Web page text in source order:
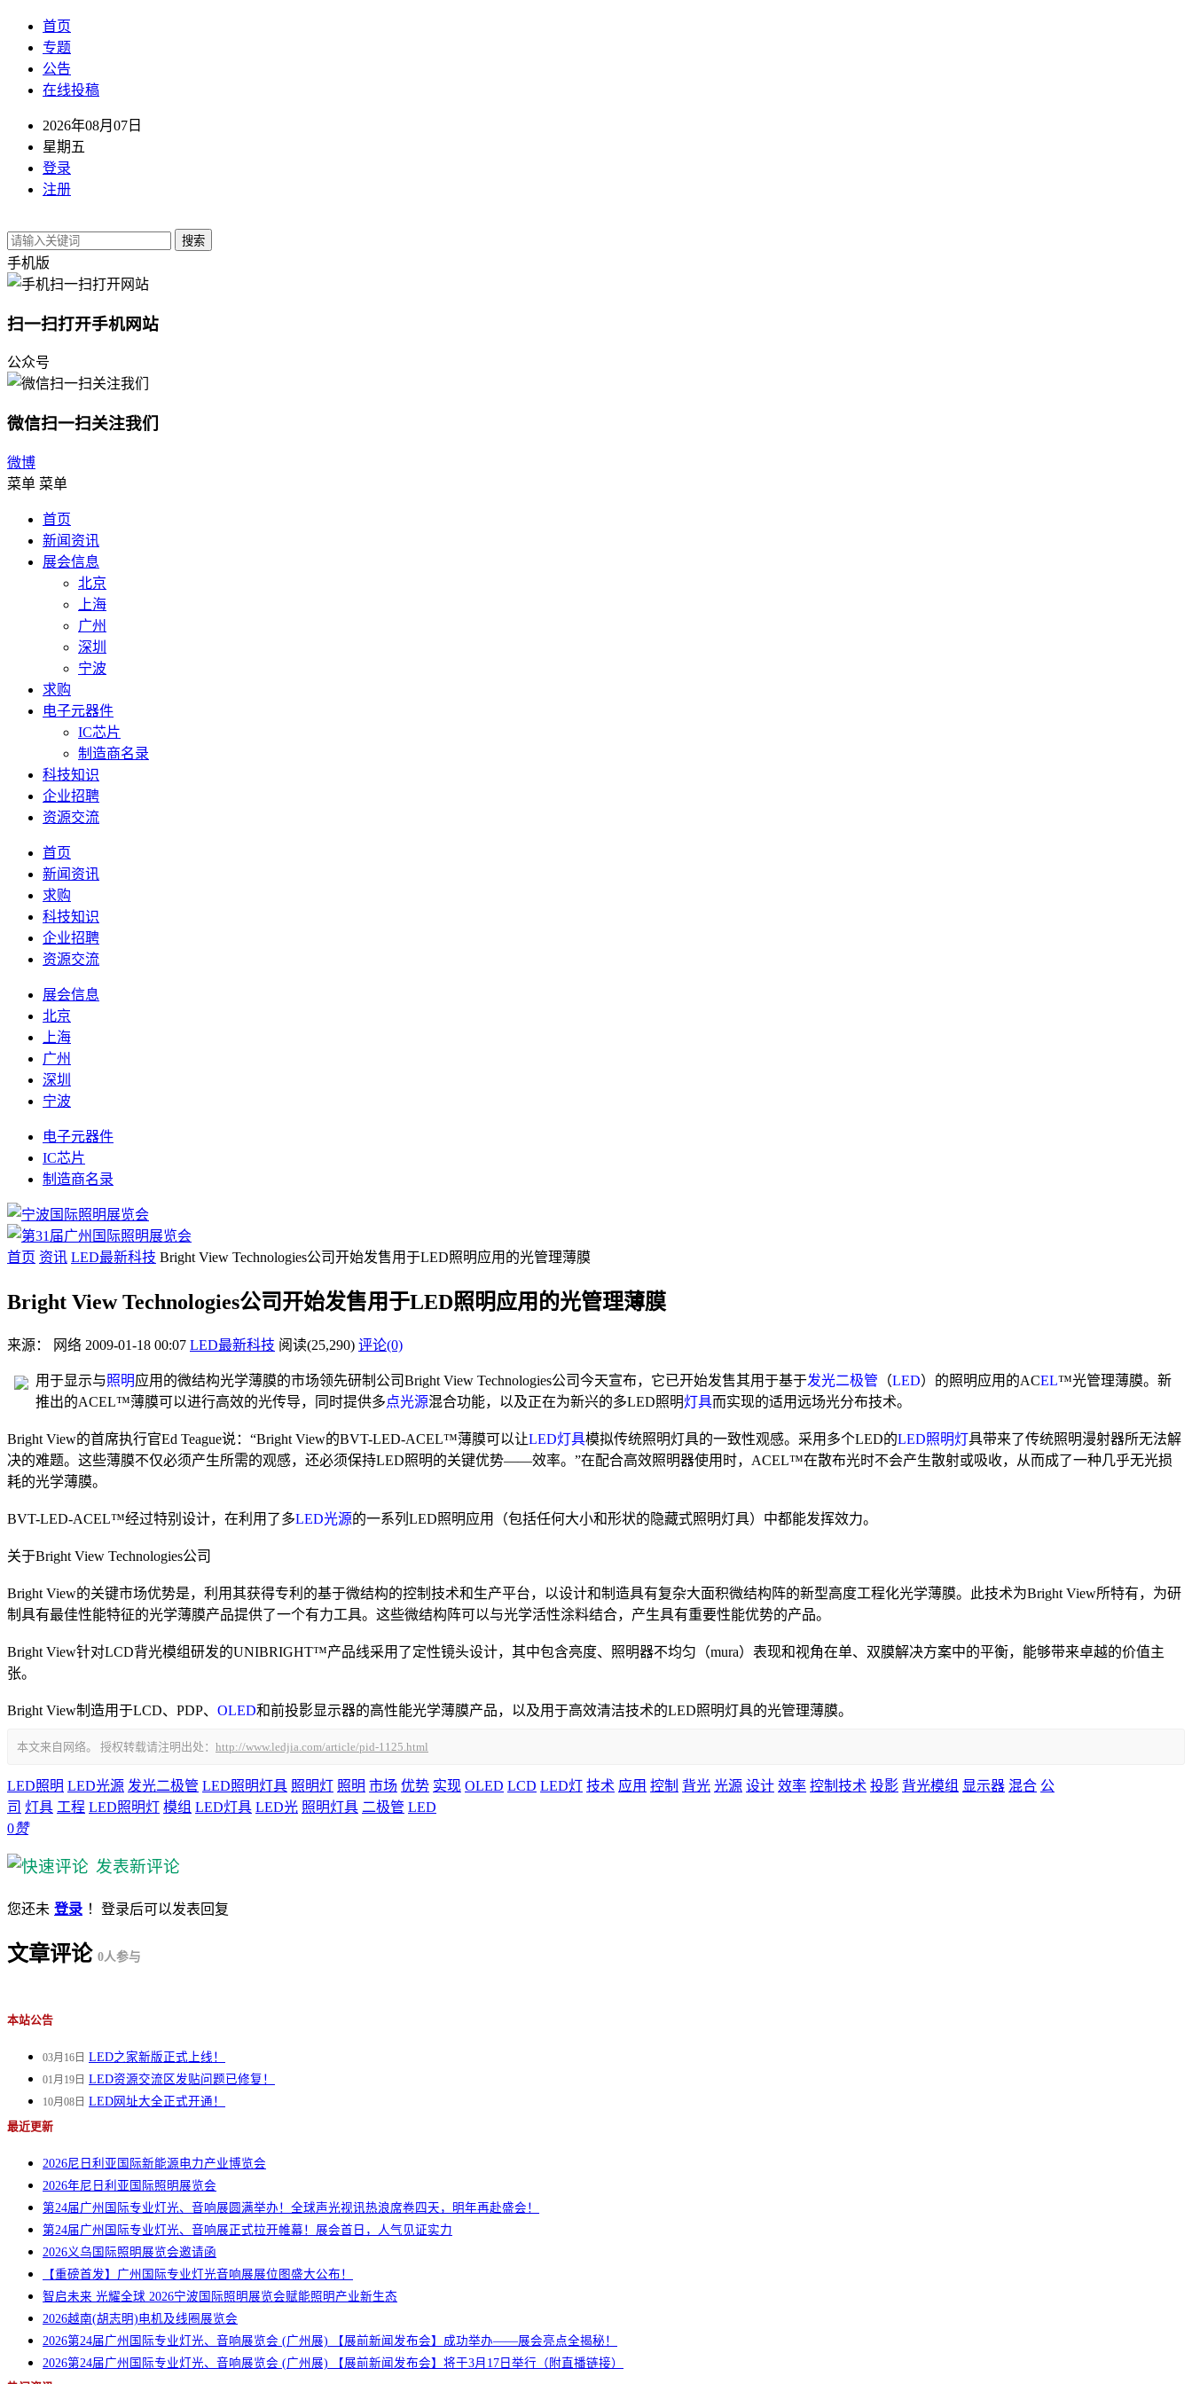
首页
专题
公告
在线投稿
2026年08月07日
星期五
登录
注册
搜索
手机版
扫一扫打开手机网站
公众号
微信扫一扫关注我们
微博
菜单 菜单
首页
新闻资讯
展会信息
北京
上海
广州
深圳
宁波
求购
电子元器件
IC芯片
制造商名录
科技知识
企业招聘
资源交流
首页
新闻资讯
求购
科技知识
企业招聘
资源交流
展会信息
北京
上海
广州
深圳
宁波
电子元器件
IC芯片
制造商名录
首页 资讯 LED最新科技 Bright View Technologies公司开始发售用于LED照明应用的光管理薄膜
Bright View Technologies公司开始发售用于LED照明应用的光管理薄膜
来源： 网络 2009-01-18 00:07 LED最新科技 阅读(25,290) 评论(0)
用于显示与照明应用的微结构光学薄膜的市场领先研制公司Bright View Technologies公司今天宣布，它已开始发售其用于基于发光二极管 （LED）的照明应用的ACEL™光管理薄膜。新
推出的ACEL™薄膜可以进行高效的光传导，同时提供多点光源混合功能，以及正在为新兴的多LED照明灯具而实现的适用远场光分布技术。
Bright View的首席执行官Ed Teague说：“Bright View的BVT-LED-ACEL™薄膜可以让LED灯具模拟传统照明灯具的一致性观感。采用多个LED的LED照明灯具带来了传统照明漫射器所无法解
决的难题。这些薄膜不仅必须产生所需的观感，还必须保持LED照明的关键优势——效率。”在配合高效照明器使用时，ACEL™在散布光时不会产生散射或吸收，从而成了一种几乎无光损
耗的光学薄膜。
BVT-LED-ACEL™经过特别设计，在利用了多LED光源的一系列LED照明应用（包括任何大小和形状的隐藏式照明灯具）中都能发挥效力。
关于Bright View Technologies公司
Bright View的关键市场优势是，利用其获得专利的基于微结构的控制技术和生产平台，以设计和制造具有复杂大面积微结构阵的新型高度工程化光学薄膜。此技术为Bright View所特有，为研
制具有最佳性能特征的光学薄膜产品提供了一个有力工具。这些微结构阵可以与光学活性涂料结合，产生具有重要性能优势的产品。
Bright View针对LCD背光模组研发的UNIBRIGHT™产品线采用了定性镜头设计，其中包含亮度、照明器不均匀（mura）表现和视角在单、双膜解决方案中的平衡，能够带来卓越的价值主
张。
Bright View制造用于LCD、PDP、 OLED和前投影显示器的高性能光学薄膜产品，以及用于高效清洁技术的LED照明灯具的光管理薄膜。
本文来自网络。 授权转载请注明出处： http://www.ledjia.com/article/pid-1125.html
LED照明 LED光源 发光二极管 LED照明灯具 照明灯 照明 市场 优势 实现 OLED LCD LED灯 技术 应用 控制 背光 光源 设计 效率 控制技术 投影 背光模组 显示器 混合 公
司 灯具 工程 LED照明灯 模组 LED灯具 LED光 照明灯具 二极管 LED
0赞
发表新评论
您还未 登录 ！登录后可以发表回复
文章评论 0人参与
本站公告
03月16日 LED之家新版正式上线！
01月19日 LED资源交流区发贴问题已修复！
10月08日 LED网址大全正式开通！
最近更新
2026尼日利亚国际新能源电力产业博览会
2026年尼日利亚国际照明展览会
第24届广州国际专业灯光、音响展圆满举办！全球声光视讯热浪席卷四天，明年再赴盛会！
第24届广州国际专业灯光、音响展正式拉开帷幕！展会首日，人气见证实力
2026义乌国际照明展览会邀请函
【重磅首发】广州国际专业灯光音响展展位图盛大公布！
智启未来 光耀全球 2026宁波国际照明展览会赋能照明产业新生态
2026越南(胡志明)电机及线圈展览会
2026第24届广州国际专业灯光、音响展览会 (广州展) 【展前新闻发布会】成功举办——展会亮点全揭秘！
2026第24届广州国际专业灯光、音响展览会 (广州展) 【展前新闻发布会】将于3月17日举行（附直播链接）